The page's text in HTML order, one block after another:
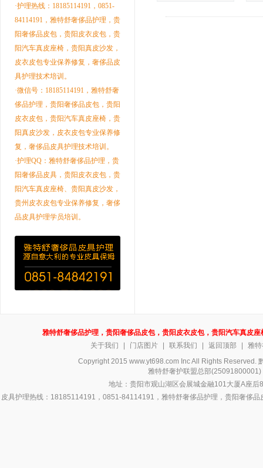
·护理热线：18185114191，0851-
84114191，雅特舒奢侈品护理，贵
阳奢侈品皮包，贵阳皮衣皮包，贵
阳汽车真皮座椅，贵阳真皮沙发，
皮衣皮包专业保养修复，奢侈品皮
具护理技术培训。
·微信号：18185114191，雅特舒奢
侈品护理，贵阳奢侈品皮包，贵阳
皮衣皮包，贵阳汽车真皮座椅，贵
阳真皮沙发，皮衣皮包专业保养修
复，奢侈品皮具护理技术培训。
·护理QQ：雅特舒奢侈品护理，贵
阳奢侈品皮具，贵阳皮衣皮包，贵
阳汽车真皮座椅、贵阳真皮沙发，
贵州皮衣皮包专业保养修复，奢侈
品皮具护理学员培训。
雅特舒奢侈品护理，贵阳奢侈品皮包，贵阳皮衣皮包，贵阳汽车真皮
关于我们
门店图片 联系我们 返回顶部
雅
Copyright 2015 www.yt698.com Inc All Rights Reserved.
雅特舒奢护联盟总部
地址：贵阳市观山湖区会展城金融101大厦A座
皮具护理热线：18185114191，0851-84114191，雅特舒奢侈品护理，贵阳奢侈